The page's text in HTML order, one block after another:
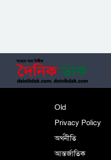
Old
Privacy Policy
অর্থনীতি
আন্তর্জাতিক